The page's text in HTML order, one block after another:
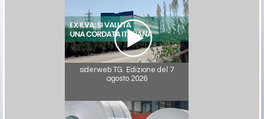
siderweb TG. Edizione del 7
agosto 2026